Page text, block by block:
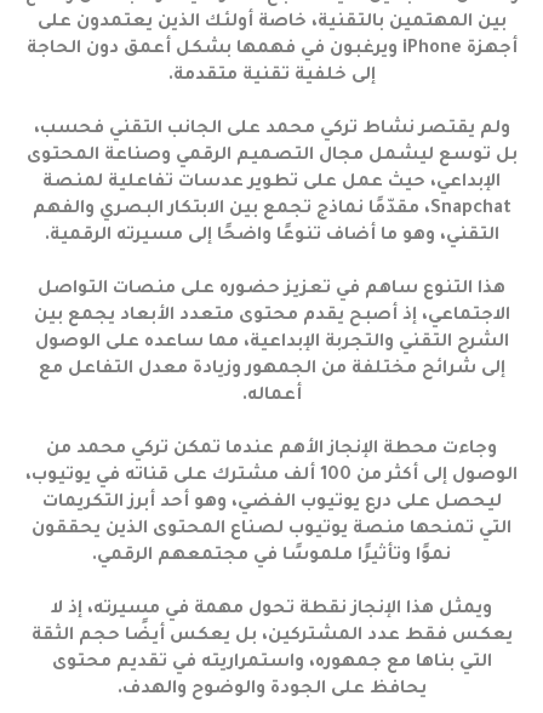
بين المهتمين بالتقنية، خاصة أولئك الذين يعتمدون على
أجهزة iPhone ويرغبون في فهمها بشكل أعمق دون الحاجة
إلى خلفية تقنية متقدمة.
ولم يقتصر نشاط تركي محمد على الجانب التقني فحسب،
بل توسع ليشمل مجال التصميم الرقمي وصناعة المحتوى
الإبداعي، حيث عمل على تطوير عدسات تفاعلية لمنصة
Snapchat، مقدّمًا نماذج تجمع بين الابتكار البصري والفهم
التقني، وهو ما أضاف تنوعًا واضحًا إلى مسيرته الرقمية.
هذا التنوع ساهم في تعزيز حضوره على منصات التواصل
الاجتماعي، إذ أصبح يقدم محتوى متعدد الأبعاد يجمع بين
الشرح التقني والتجربة الإبداعية، مما ساعده على الوصول
إلى شرائح مختلفة من الجمهور وزيادة معدل التفاعل مع
أعماله.
وجاءت محطة الإنجاز الأهم عندما تمكن تركي محمد من
الوصول إلى أكثر من 100 ألف مشترك على قناته في يوتيوب،
ليحصل على درع يوتيوب الفضي، وهو أحد أبرز التكريمات
التي تمنحها منصة يوتيوب لصناع المحتوى الذين يحققون
نموًا وتأثيرًا ملموسًا في مجتمعهم الرقمي.
ويمثل هذا الإنجاز نقطة تحول مهمة في مسيرته، إذ لا
يعكس فقط عدد المشتركين، بل يعكس أيضًا حجم الثقة
التي بناها مع جمهوره، واستمراريته في تقديم محتوى
يحافظ على الجودة والوضوح والهدف.